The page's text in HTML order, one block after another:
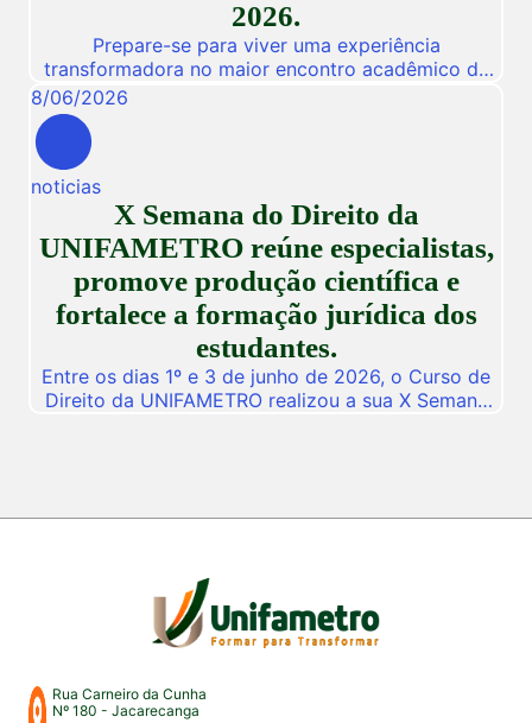
2026.
Prepare-se para viver uma experiência
transformadora no maior encontro acadêmico da
nossa instituição! De 03 a 05 de Novembro de
2026, a Unifametro abre suas portas para a
Conexão Unifametro 2026, um evento presencial
dedicado a fomentar a inovação, a troca de
vivências profissionais e a disseminação de
descobertas científicas. Com o propósito central
de […]
8/06/2026
noticias
X Semana do Direito da
UNIFAMETRO reúne especialistas,
promove produção científica e
fortalece a formação jurídica dos
estudantes.
Entre os dias 1º e 3 de junho de 2026, o Curso de
Direito da UNIFAMETRO realizou a sua X Semana
professores, profissionais do Direito e convidados
Rua Carneiro da Cunha
Nº 180 - Jacarecanga